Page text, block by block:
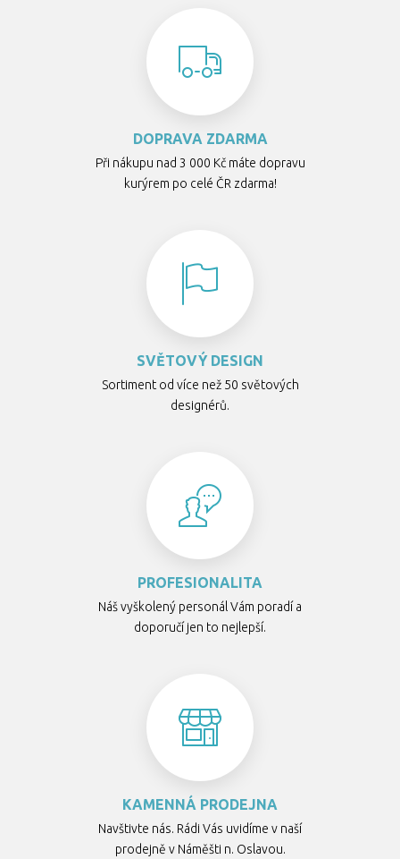
DOPRAVA ZDARMA
Při nákupu nad 3 000 Kč máte dopravu
kurýrem po celé ČR zdarma!
SVĚTOVÝ DESIGN
Sortiment od více než 50 světových
designérů.
PROFESIONALITA
Náš vyškolený personál Vám poradí a
doporučí jen to nejlepší.
KAMENNÁ PRODEJNA
Navštivte nás. Rádi Vás uvidíme v naší
prodejně v Náměšti n. Oslavou.